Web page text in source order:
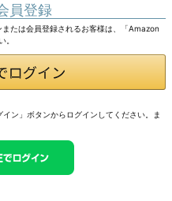
員登録
たは会員登録されるお客様は、「Amazon
。
ン」ボタンからログインしてください。ま